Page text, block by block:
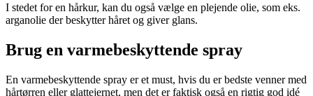
I stedet for en hårkur, kan du også vælge en plejende olie, som eks.
arganolie der beskytter håret og giver glans.
Brug en varmebeskyttende spray
En varmebeskyttende spray er et must, hvis du er bedste venner med
hårtørren eller glattejernet, men det er faktisk også en rigtig god idé